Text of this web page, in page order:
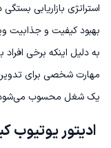
استراتژی بازاریابی
بهبود کیفیت و جذابیت
به دلیل اینکه برخی افراد
مهارت شخصی برای تدوین
یک شغل محسوب
ادیتور یوتیوب